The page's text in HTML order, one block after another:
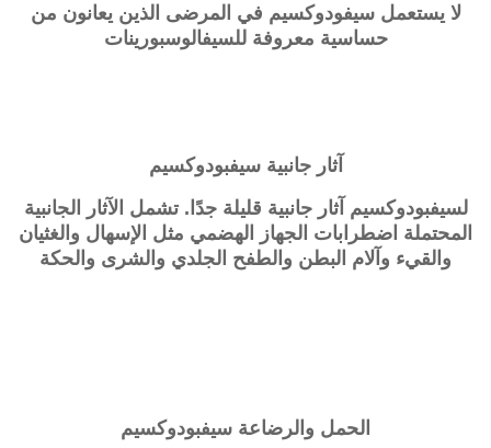
لا يستعمل سيفودوكسيم في المرضى الذين يعانون من
حساسية معروفة للسيفالوسبورينات
آثار جانبيةسيفبودوكسيم
لسيفبودوكسيم آثار جانبية قليلة جدًا. تشمل الآثار الجانبية
المحتملة اضطرابات الجهاز الهضمي مثل الإسهال والغثيان
والقيء وآلام البطن والطفح الجلدي والشرى والحكة
الحمل والرضاعة سيفبودوكسيم